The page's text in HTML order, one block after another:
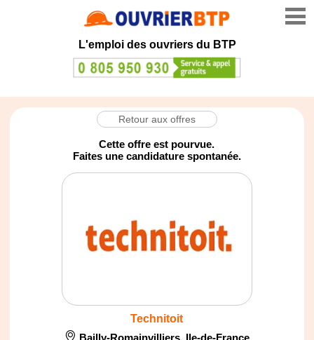
L'emploi des ouvriers du BTP
Retour aux offres
Cette offre est pourvue.
Faites une candidature spontanée.
Technitoit
Bailly-Romainvilliers, Ile-de-France